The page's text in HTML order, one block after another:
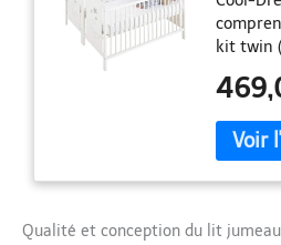
kit twin
en lit
chaque
avec le
du kit
Qualité et conception du lit